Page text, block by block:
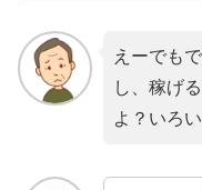
えーでも
し、稼げ
よ？いろ